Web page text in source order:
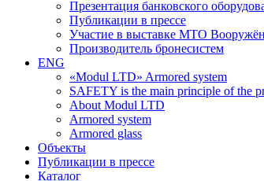
Презентация банковского
Публикации в прессе
Участие в выставке МТО
Производитель бронесистем
ENG
«Modul LTD» Armored system
SAFETY is the main principle of the
About Modul LTD
Armored system
Armored glass
Объекты
Публикации в прессе
Каталог